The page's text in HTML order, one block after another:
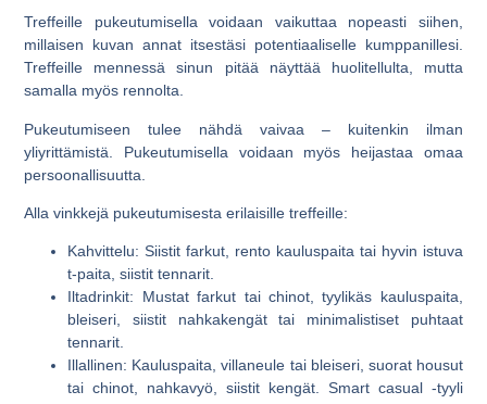
Treffeille pukeutumisella voidaan vaikuttaa nopeasti siihen,
millaisen kuvan annat itsestäsi potentiaaliselle kumppanillesi.
Treffeille mennessä sinun pitää näyttää huolitellulta, mutta
samalla myös rennolta.
Pukeutumiseen tulee nähdä vaivaa – kuitenkin ilman
yliyrittämistä. Pukeutumisella voidaan myös heijastaa omaa
persoonallisuutta.
Alla vinkkejä pukeutumisesta erilaisille treffeille:
Kahvittelu: Siistit farkut, rento kauluspaita tai hyvin istuva
t-paita, siistit tennarit.
Iltadrinkit: Mustat farkut tai chinot, tyylikäs kauluspaita,
bleiseri, siistit nahkakengät tai minimalistiset puhtaat
tennarit.
Illallinen: Kauluspaita, villaneule tai bleiseri, suorat housut
tai chinot, nahkavyö, siistit kengät. Smart casual -tyyli